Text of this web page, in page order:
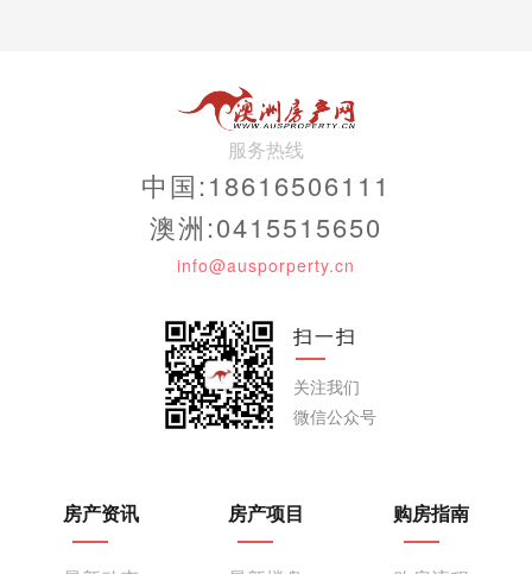
服务热线
中国:18616506111
澳洲:0415515650
info@ausporperty.cn
扫一扫
关注我们
微信公众号
房产资讯 房产项目 购房指南